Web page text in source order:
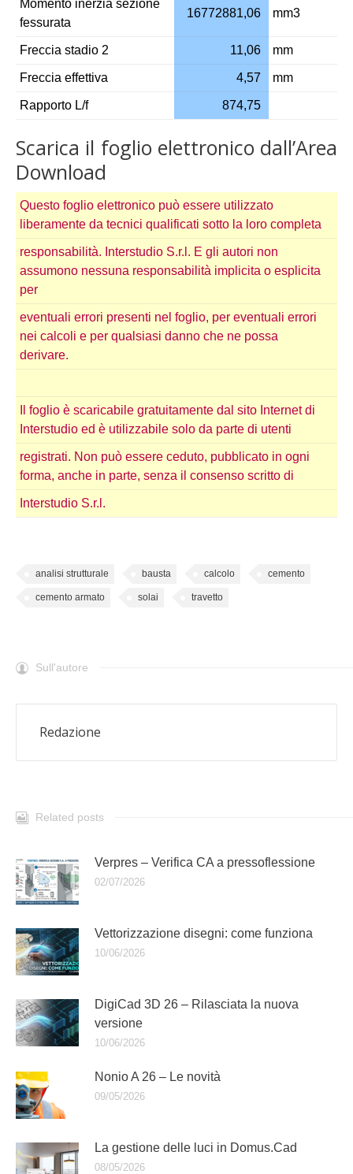
Momento inerzia sezione
fessurata
16772881,06 mm3
Freccia stadio 2 11,06 mm
Freccia effettiva 4,57 mm
Rapporto L/f 874,75
Scarica il foglio elettronico dall’Area
Download
Questo foglio elettronico può essere utilizzato
liberamente da tecnici qualificati sotto la loro completa
responsabilità. Interstudio S.r.l. E gli autori non
assumono nessuna responsabilità implicita o esplicita
per
eventuali errori presenti nel foglio, per eventuali errori
nei calcoli e per qualsiasi danno che ne possa
derivare.
Il foglio è scaricabile gratuitamente dal sito Internet di
Interstudio ed è utilizzabile solo da parte di utenti
registrati. Non può essere ceduto, pubblicato in ogni
forma, anche in parte, senza il consenso scritto di
Interstudio S.r.l.
analisi strutturale bausta calcolo cemento
cemento armato solai travetto
Sull'autore
Redazione
Related posts
Verpres – Verifica CA a pressoflessione
02/07/2026
Vettorizzazione disegni: come funziona
10/06/2026
DigiCad 3D 26 – Rilasciata la nuova
versione
10/06/2026
Nonio A 26 – Le novità
09/05/2026
La gestione delle luci in Domus.Cad
08/05/2026